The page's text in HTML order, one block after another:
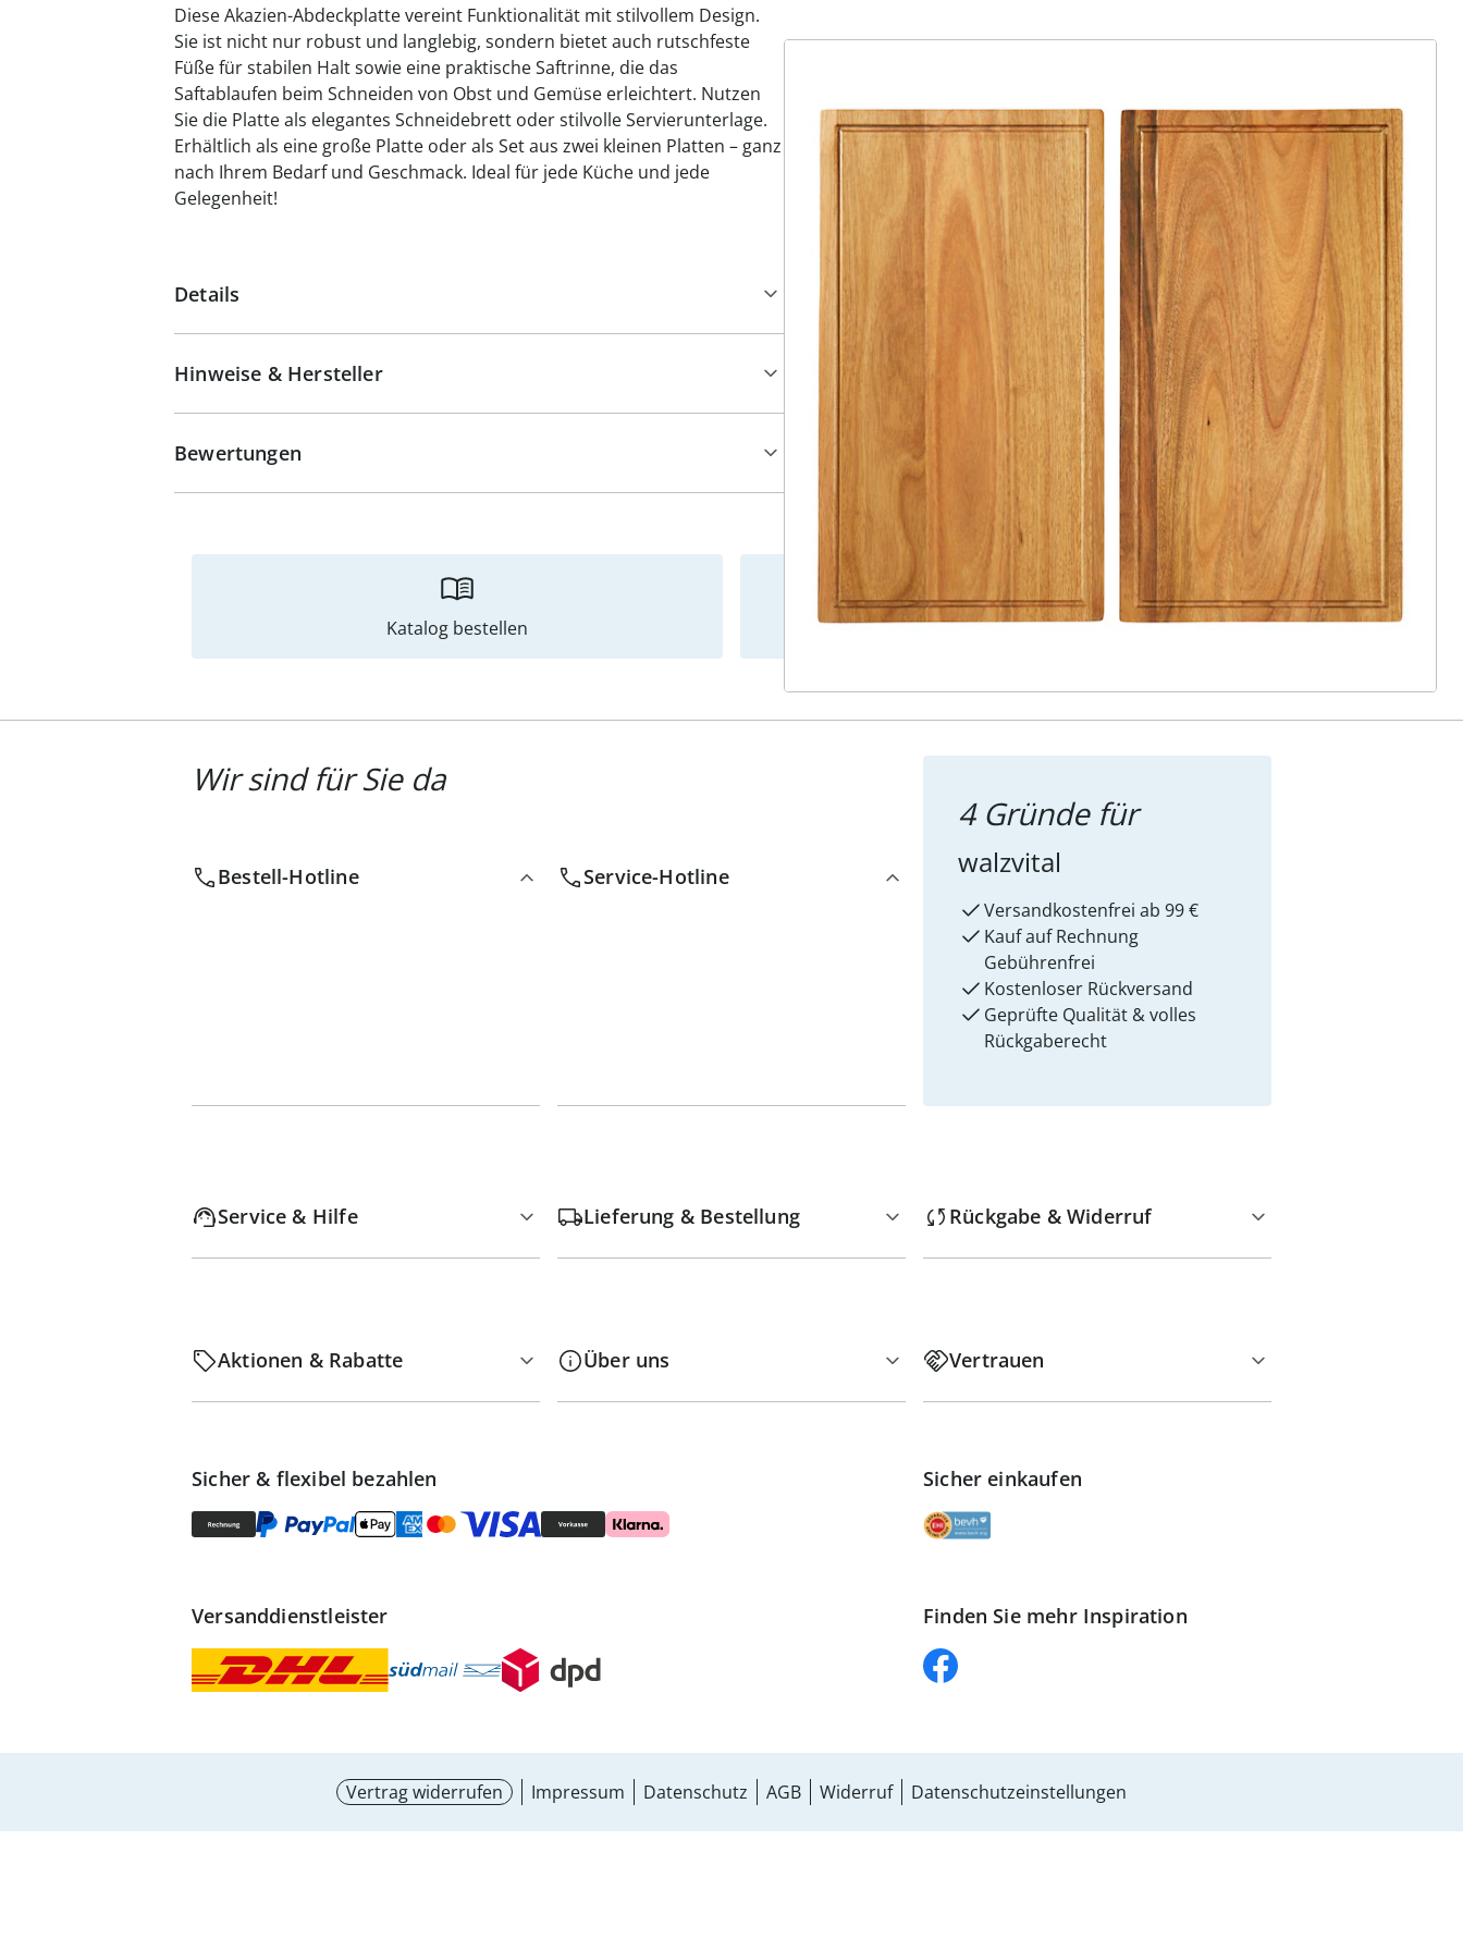
Diese Akazien-Abdeckplatte vereint Funktionalität mit stilvollem Design.
Sie ist nicht nur robust und langlebig, sondern bietet auch rutschfeste
Füße für stabilen Halt sowie eine praktische Saftrinne, die das
Saftablaufen beim Schneiden von Obst und Gemüse erleichtert. Nutzen
Sie die Platte als elegantes Schneidebrett oder stilvolle Servierunterlage.
Erhältlich als eine große Platte oder als Set aus zwei kleinen Platten – ganz
nach Ihrem Bedarf und Geschmack. Ideal für jede Küche und jede
Gelegenheit!
Details
Hinweise & Hersteller
Bewertungen
Katalog bestellen Newsletter abonnieren
Wir sind für Sie da
Bestell-Hotline Service-Hotline
4 Gründe für
walzvital
Versandkostenfrei ab 99 €
Kauf auf Rechnung
Gebührenfrei
Kostenloser Rückversand
Geprüfte Qualität & volles
Rückgaberecht
Service & Hilfe Lieferung & Bestellung Rückgabe & Widerruf
Aktionen & Rabatte Über uns Vertrauen
Sicher & flexibel bezahlen Sicher einkaufen
Versanddienstleister Finden Sie mehr Inspiration
Vertrag widerrufen Impressum Datenschutz AGB Widerruf Datenschutzeinstellungen